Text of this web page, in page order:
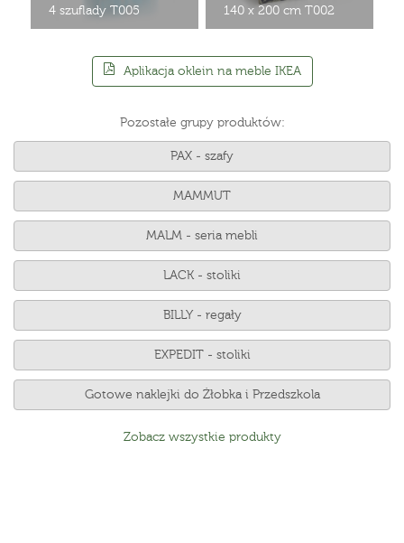
4 szuflady T005
140 x 200 cm T002
Aplikacja oklein na meble IKEA
Pozostałe grupy produktów:
PAX - szafy
MAMMUT
MALM - seria mebli
LACK - stoliki
BILLY - regały
EXPEDIT - stoliki
Gotowe naklejki do Żłobka i Przedszkola
Zobacz wszystkie produkty